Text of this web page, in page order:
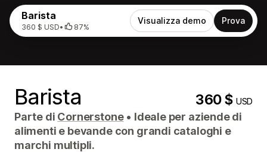
Barista
360 $ USD• 87%
Visualizza demo Prova
Barista 360 $USD
Parte di Cornerstone • Ideale per aziende di
alimenti e bevande con grandi cataloghi e
marchi multipli.